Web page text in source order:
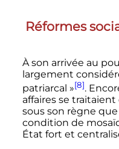
Réformes
À son arrivée au
largement
patriarcal »[8].
affaires se
sous son règne que
condition de
État fort et